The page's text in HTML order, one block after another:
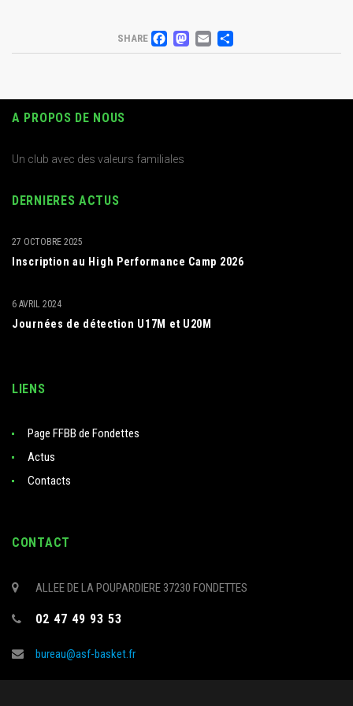
SHARE FACEBOOK
MASTODON
EMAIL
PARTAGER
A PROPOS DE NOUS
Un club avec des valeurs familiales
DERNIERES ACTUS
Inscription au High Performance Camp 2026
27 OCTOBRE 2025
Journées de détection U17M et U20M
6 AVRIL 2024
LIENS
Page FFBB de Fondettes
Actus
Contacts
CONTACT
ALLEE DE LA POUPARDIERE 37230 FONDETTES
02 47 49 93 53
bureau@asf-basket.fr